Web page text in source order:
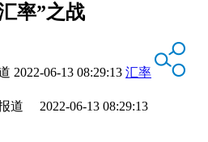
率”之战
2022-06-13 08:29:13 汇率
道 2022-06-13 08:29:13